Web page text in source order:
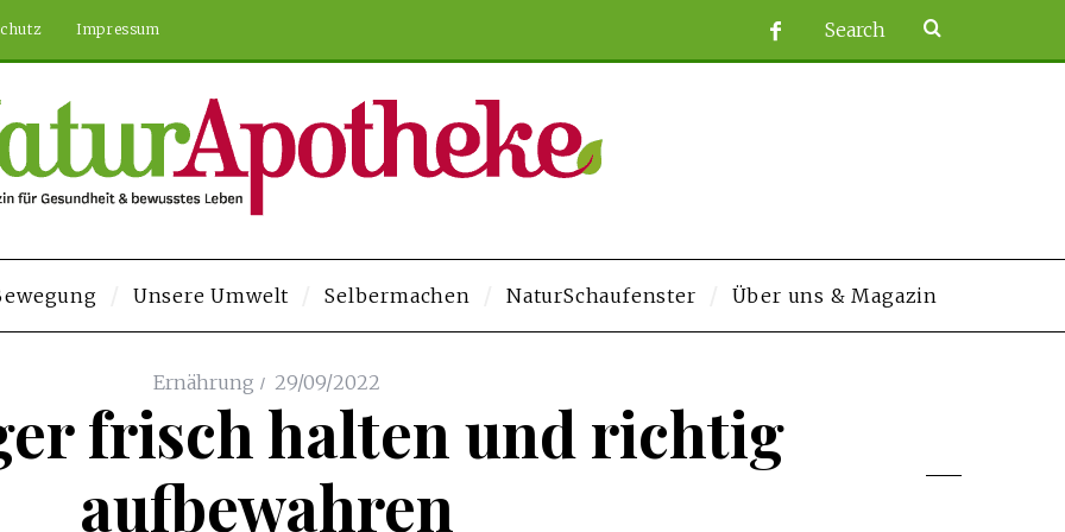
Impressum
Unsere Umwelt Selbermachen NaturSchaufenster Über uns & Magazin
Deneme Bonusu Veren Sitelerhttps://elysium-studios.com/
Ernährung 29/09/2022
frisch halten und richtig
aufbewahren